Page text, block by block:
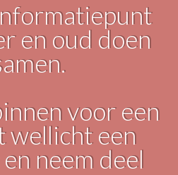
en oud doen
voor een
wellicht een
neem deel